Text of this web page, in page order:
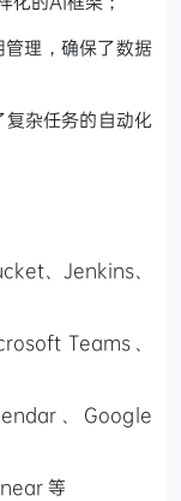
理，确保了数据
杂任务的自动化
、Jenkins、
Teams、
、Google
等